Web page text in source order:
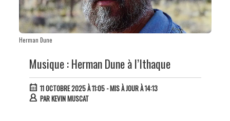
Herman Dune
Musique : Herman Dune à l’Ithaque
11 OCTOBRE 2025 À 11:05- MIS À JOUR À 14:13
PARKEVIN MUSCAT